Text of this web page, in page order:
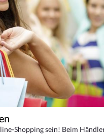
Shopping sein! Beim